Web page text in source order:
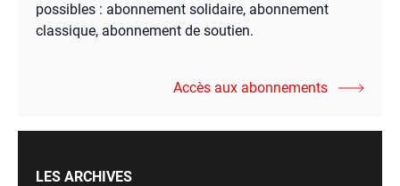
possibles : abonnement solidaire, abonnement
classique, abonnement de soutien.
Accès aux abonnements
LES ARCHIVES